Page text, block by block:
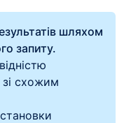
шляхом
запиту.
схожим